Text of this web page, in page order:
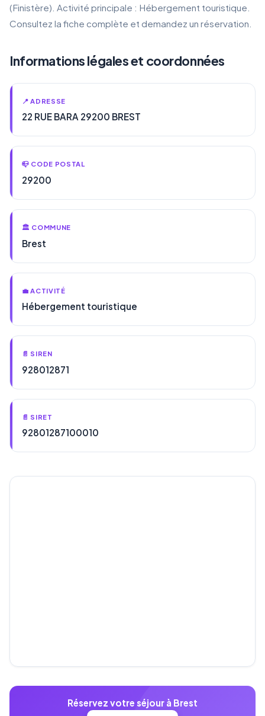
(Finistère). Activité principale : Hébergement touristique.
Consultez la fiche complète et demandez un réservation.
Informations légales et coordonnées
📍 ADRESSE
22 RUE BARA 29200 BREST
📪 CODE POSTAL
29200
🏛️ COMMUNE
Brest
💼 ACTIVITÉ
Hébergement touristique
📄 SIREN
928012871
📄 SIRET
92801287100010
Réservez votre séjour à Brest